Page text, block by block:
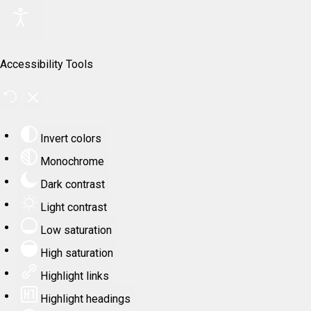
Accessibility Tools
Invert colors
Monochrome
Dark contrast
Light contrast
Low saturation
High saturation
Highlight links
Highlight headings